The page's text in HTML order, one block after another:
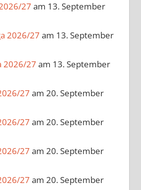
27 am 13. September
2026/27 am 13. September
2026/27 am 13. September
27 am 20. September
27 am 20. September
27 am 20. September
27 am 20. September